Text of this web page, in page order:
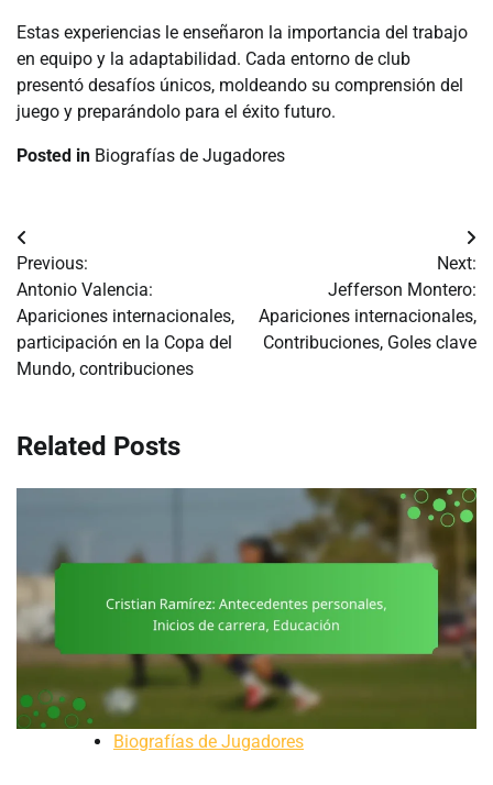
Estas experiencias le enseñaron la importancia del trabajo
en equipo y la adaptabilidad. Cada entorno de club
presentó desafíos únicos, moldeando su comprensión del
juego y preparándolo para el éxito futuro.
Posted in Biografías de Jugadores
Post
navigation
Previous:
Antonio Valencia:
Apariciones internacionales,
participación en la Copa del
Mundo, contribuciones
Next:
Jefferson Montero:
Apariciones internacionales,
Contribuciones, Goles clave
Related Posts
Biografías de Jugadores